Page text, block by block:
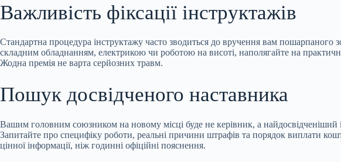
Важливість фіксації інструктажів
Стандартна процедура інструктажу часто зводиться до вручення вам
складним обладнанням, електрикою чи роботою на висоті, наполягайте на
Жодна премія не варта серйозних травм.
Пошук досвідченого наставника
Вашим головним союзником на новому місці буде не керівник, а найдосвідченіший
Запитайте про специфіку роботи, реальні причини штрафів та порядок виплати
цінної інформації, ніж годинні офіційні пояснення.